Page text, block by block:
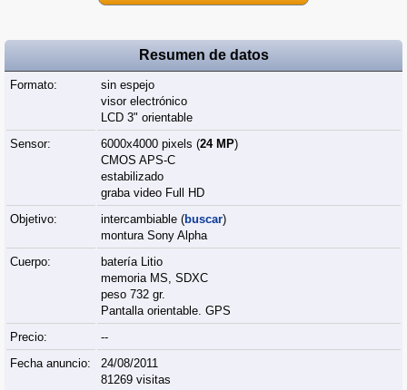
Resumen de datos
Formato:
sin espejo
visor electrónico
LCD 3" orientable
Sensor:
6000x4000 pixels (24 MP)
CMOS APS-C
estabilizado
graba video Full HD
Objetivo:
intercambiable (buscar)
montura Sony Alpha
Cuerpo:
batería Litio
memoria MS, SDXC
peso 732 gr.
Pantalla orientable. GPS
Precio:
--
Fecha anuncio:
24/08/2011
81269 visitas